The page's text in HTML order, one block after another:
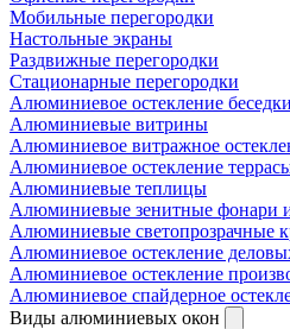
Мобильные перегородки
Настольные экраны
Раздвижные перегородки
Стационарные перегородки
Алюминиевое остекление беседки
Алюминиевые витрины
Алюминиевое витражное
Алюминиевое остекление
Алюминиевые теплицы
Алюминиевые зенитные фонари
Алюминиевые светопрозрачные
Алюминиевое остекление
Алюминиевое остекление
Алюминиевое спайдерное
Виды алюминиевых окон